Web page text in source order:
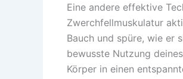
Eine andere effektive
Zwerchfellmuskulatur
Bauch und spüre, wie er
bewusste Nutzung
Körper in einen